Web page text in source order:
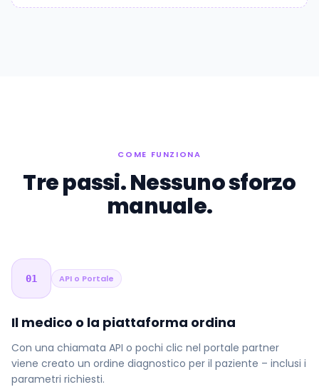
COME FUNZIONA
Tre passi. Nessuno sforzo
manuale.
01 API o Portale
Il medico o la piattaforma ordina
Con una chiamata API o pochi clic nel portale partner
viene creato un ordine diagnostico per il paziente – inclusi i
parametri richiesti.